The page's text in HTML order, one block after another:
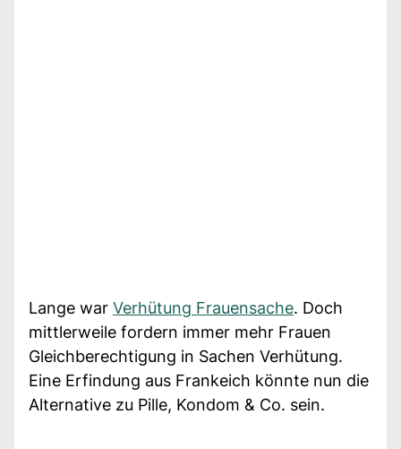
Lange war Verhütung Frauensache. Doch
mittlerweile fordern immer mehr Frauen
Gleichberechtigung in Sachen Verhütung.
Eine Erfindung aus Frankeich könnte nun die
Alternative zu Pille, Kondom & Co. sein.